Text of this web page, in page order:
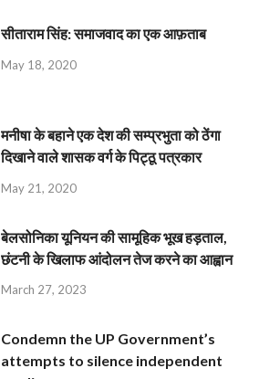
सीताराम सिंह: समाजवाद का एक आफ़ताब
May 18, 2020
मनीषा के बहाने एक देश की सम्प्रभुता को ठेंगा
दिखाने वाले शासक वर्ग के पिट्ठू पत्रकार
May 21, 2020
बेलसोनिका यूनियन की सामूहिक भूख हड़ताल,
छंटनी के खिलाफ आंदोलन तेज करने का आह्वान
March 27, 2023
Condemn the UP Government’s
attempts to silence independent